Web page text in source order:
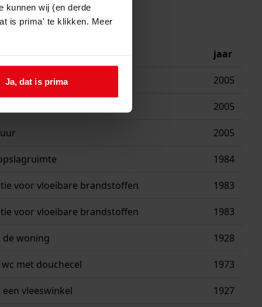
kunnen wij (en derde
is prima' te klikken. Meer
Ja, dat is prima
jaar
2005
2005
2005
1984
voor vloeibare brandstoffen 1983
voor vloeibare brandstoffen 1983
de woning 1928
met douchecel 1973
vleeswinkel 1927